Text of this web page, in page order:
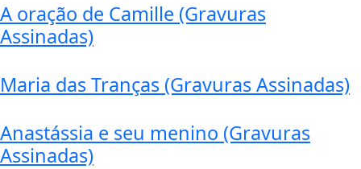
A oração de Camille (Gravuras
Assinadas)
Maria das Tranças (Gravuras Assinadas)
Anastássia e seu menino (Gravuras
Assinadas)